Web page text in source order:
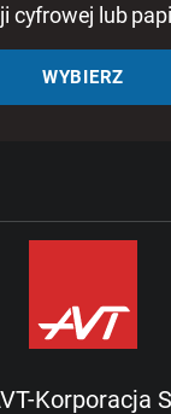
cyfrowej lub
WYBIERZ
Korporacja